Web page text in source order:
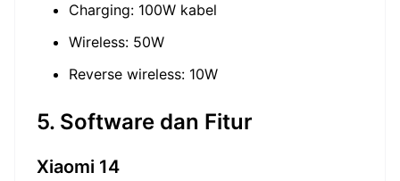
Charging: 100W kabel
Wireless: 50W
Reverse wireless: 10W
5. Software dan Fitur
Xiaomi 14